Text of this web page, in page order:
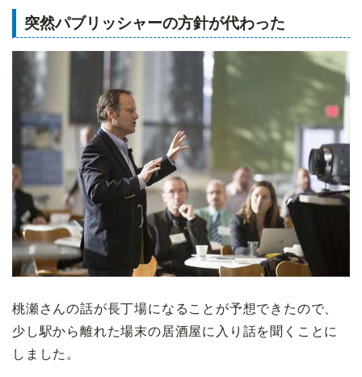
突然パブリッシャーの方針が代わった
桃瀬さんの話が長丁場になることが予想できたので、
少し駅から離れた場末の居酒屋に入り話を聞くことに
しました。